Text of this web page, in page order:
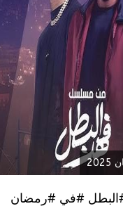
#في #رمضان